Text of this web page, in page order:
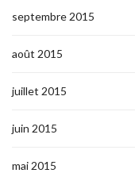
septembre 2015
août 2015
juillet 2015
juin 2015
mai 2015